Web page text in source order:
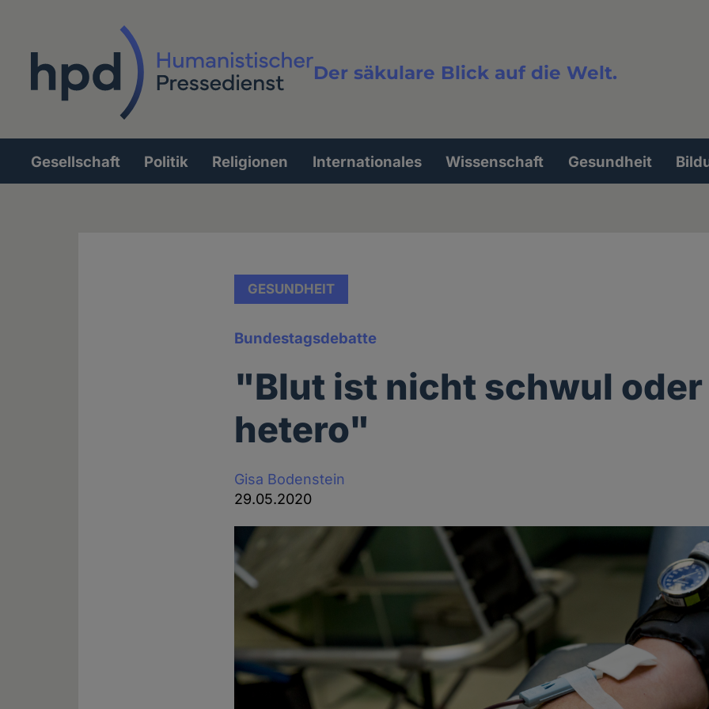
Der säkulare Blick auf die Welt.
Volltextsuche
Hauptnavigation
Gesellschaft Politik Religionen Internationales Wissenschaft Gesundheit
GESUNDHEIT
Bundestagsdebatte
"Blut ist nicht schwul oder
hetero"
Gisa Bodenstein
29.05.2020